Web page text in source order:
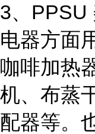
3、PPSU
电器方面
咖啡加热
机、布蒸
配器等。